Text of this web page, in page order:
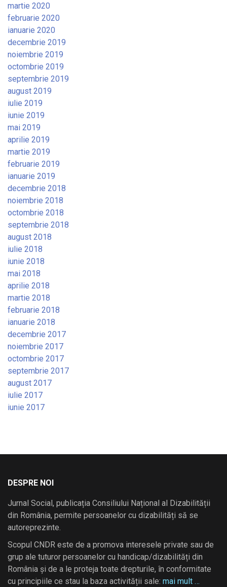
martie 2020
februarie 2020
ianuarie 2020
decembrie 2019
noiembrie 2019
octombrie 2019
septembrie 2019
august 2019
iulie 2019
iunie 2019
mai 2019
aprilie 2019
martie 2019
februarie 2019
ianuarie 2019
decembrie 2018
noiembrie 2018
octombrie 2018
septembrie 2018
august 2018
iulie 2018
iunie 2018
mai 2018
aprilie 2018
martie 2018
februarie 2018
ianuarie 2018
decembrie 2017
noiembrie 2017
octombrie 2017
septembrie 2017
august 2017
iulie 2017
iunie 2017
DESPRE NOI
Jurnal Social, publicația Consiliului Național al Dizabilității
din România, permite persoanelor cu dizabilități să se
autoreprezinte.
Scopul CNDR este de a promova interesele private sau de
grup ale tuturor persoanelor cu handicap/dizabilități din
România și de a le proteja toate drepturile, în conformitate
cu principiile ce stau la baza activității sale: mai mult …